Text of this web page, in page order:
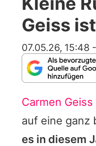
Geiss
07.05.26, 15:48
Carmen Geiss
auf eine ganz
es in diesem